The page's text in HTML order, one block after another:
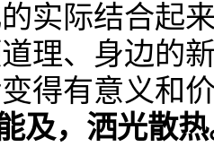
实际结合起
理、身边的
得有意义和
及，洒光散